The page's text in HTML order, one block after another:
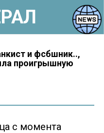
и фсбшник..,
проигрышную
с момента